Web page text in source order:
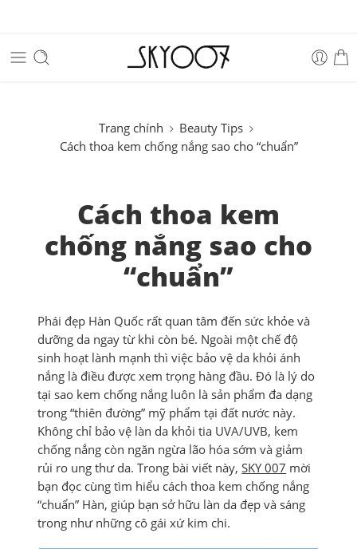
Trang chính
Beauty Tips
Cách thoa kem chống nắng sao cho “chuẩn”
Cách thoa kem
chống nắng sao cho
“chuẩn”
Phái đẹp Hàn Quốc rất quan tâm đến sức khỏe và
dưỡng da ngay từ khi còn bé. Ngoài một chế độ
sinh hoạt lành mạnh thì việc bảo vệ da khỏi ánh
nắng là điều được xem trọng hàng đầu. Đó là lý do
tại sao kem chống nắng luôn là sản phẩm đa dạng
trong “thiên đường” mỹ phẩm tại đất nước này.
Không chỉ bảo vệ làn da khỏi tia UVA/UVB, kem
chống nắng còn ngăn ngừa lão hóa sớm và giảm
rủi ro ung thư da. Trong bài viết này,SKY 007 mời
bạn đọc cùng tìm hiểu cách thoa kem chống nắng
“chuẩn” Hàn, giúp bạn sở hữu làn da đẹp và sáng
trong như những cô gái xứ kim chi.